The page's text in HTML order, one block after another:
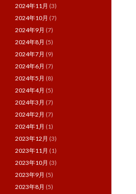
2024年11月 (3)
2024年10月 (7)
2024年9月 (7)
2024年8月 (5)
2024年7月 (9)
2024年6月 (7)
2024年5月 (8)
2024年4月 (5)
2024年3月 (7)
2024年2月 (7)
2024年1月 (1)
2023年12月 (3)
2023年11月 (1)
2023年10月 (3)
2023年9月 (5)
2023年8月 (5)